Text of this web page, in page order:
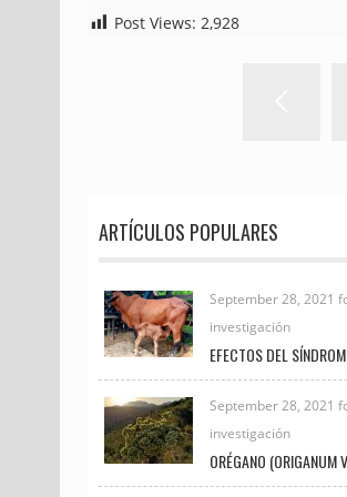
Post Views: 2,928
ARTÍCULOS POPULARES
September 28, 2021
investigación
September 28, 2021
investigación